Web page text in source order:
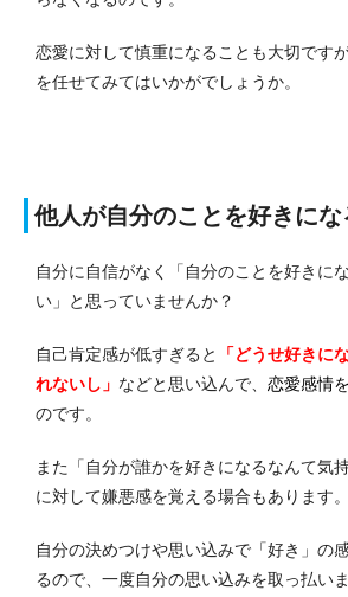
恋愛に対して慎重になることも大切です
を任せてみてはいかがでしょうか。
他人が自分のことを好きに
自分に自信がなく「自分のことを好きに
い」と思っていませんか？
自己肯定感が低すぎると
「どうせ好きに
れないし」 などと思い込んで、 恋愛感情
のです。
また「自分が誰かを好きになるなんて気
に対して嫌悪感を覚える場合もあります。
自分の決めつけや思い込みで「好き」の
るので、一度自分の思い込みを取っ払い